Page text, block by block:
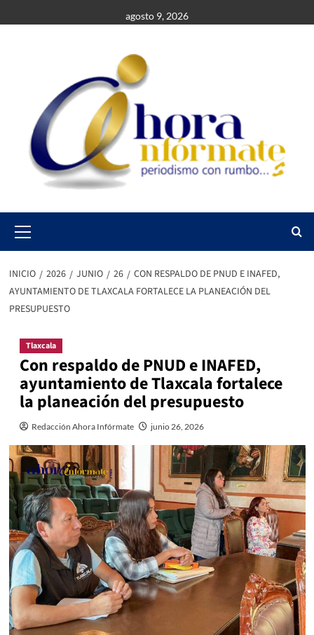
al
agosto 9, 2026
Menu
INICIO 2026 JUNIO 26
CON RESPALDO DE PNUD E INAFED,
AYUNTAMIENTO DE TLAXCALA FORTALECE LA PLANEACIÓN DEL
PRESUPUESTO
Tlaxcala
Con respaldo de PNUD e INAFED,
ayuntamiento de Tlaxcala fortalece
la planeación del presupuesto
Redacción Ahora Infórmate junio 26, 2026